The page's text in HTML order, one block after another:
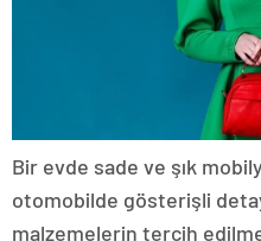
Bir evde sade ve şık
otomobilde gösterişli
malzemelerin tercih